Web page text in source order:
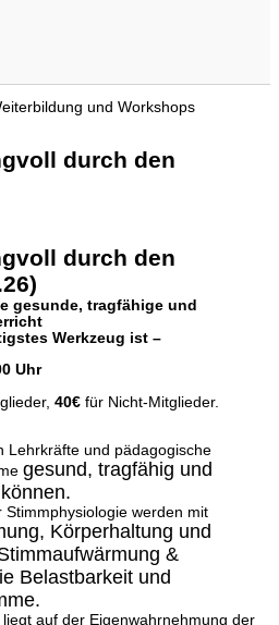
und Workshops
durch den
durch den
gesunde, tragfähige und
Werkzeug ist –
Uhr
40€ für Nicht-Mitglieder.
Lehrkräfte und pädagogische
gesund, tragfähig und
werden mit
Körperhaltung und
&
Belastbarkeit und
auf der Eigenwahrnehmung der